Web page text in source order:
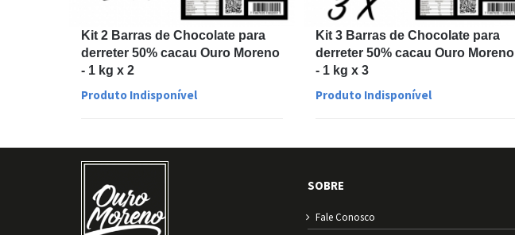
Kit 2 Barras de Chocolate para
derreter 50% cacau Ouro Moreno
- 1 kg x 2
Produto Indisponível
Kit 3 Barras de Chocolate para
derreter 50% cacau Ouro Moreno
- 1 kg x 3
Produto Indisponível
SOBRE
Fale Conosco